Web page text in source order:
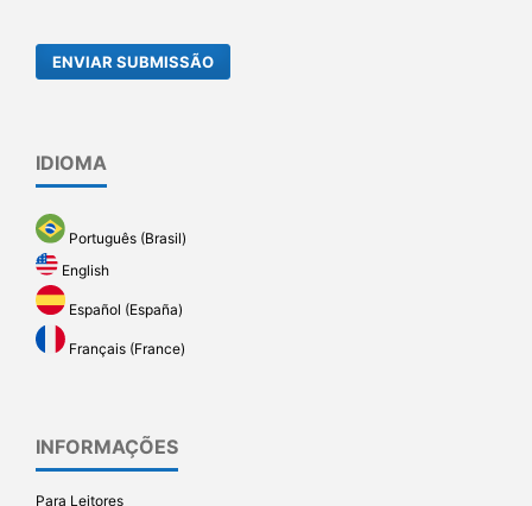
ENVIAR SUBMISSÃO
IDIOMA
Português (Brasil)
English
Español (España)
Français (France)
INFORMAÇÕES
Para Leitores